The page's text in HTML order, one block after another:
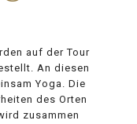
auf der Tour
An diesen
Yoga. Die
des Orten
zusammen